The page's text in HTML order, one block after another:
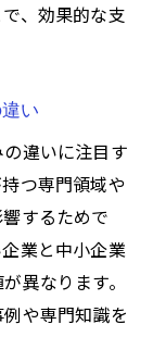
、効果的な支
い
違いに注目す
つ専門領域や
するためで
業と中小企業
異なります。
や専門知識を